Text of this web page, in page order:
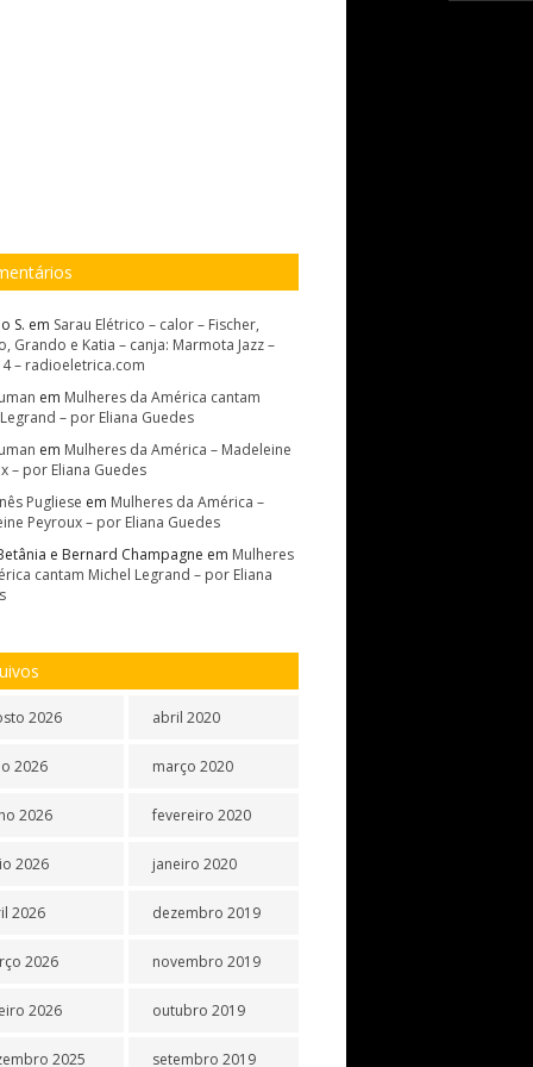
S. em Sarau Elétrico – calor – Fischer,
Grando e Katia – canja: Marmota Jazz –
– radioeletrica.com
em Mulheres da América cantam
– por Eliana Guedes
em Mulheres da América – Madeleine
– por Eliana Guedes
Pugliese em Mulheres da América –
Peyroux – por Eliana Guedes
e Bernard Champagne em Mulheres
cantam Michel Legrand – por Eliana
2026
2026
2026
2026
2026
2026
2026
2025
abril 2020
março 2020
fevereiro 2020
janeiro 2020
dezembro 2019
novembro 2019
outubro 2019
setembro 2019